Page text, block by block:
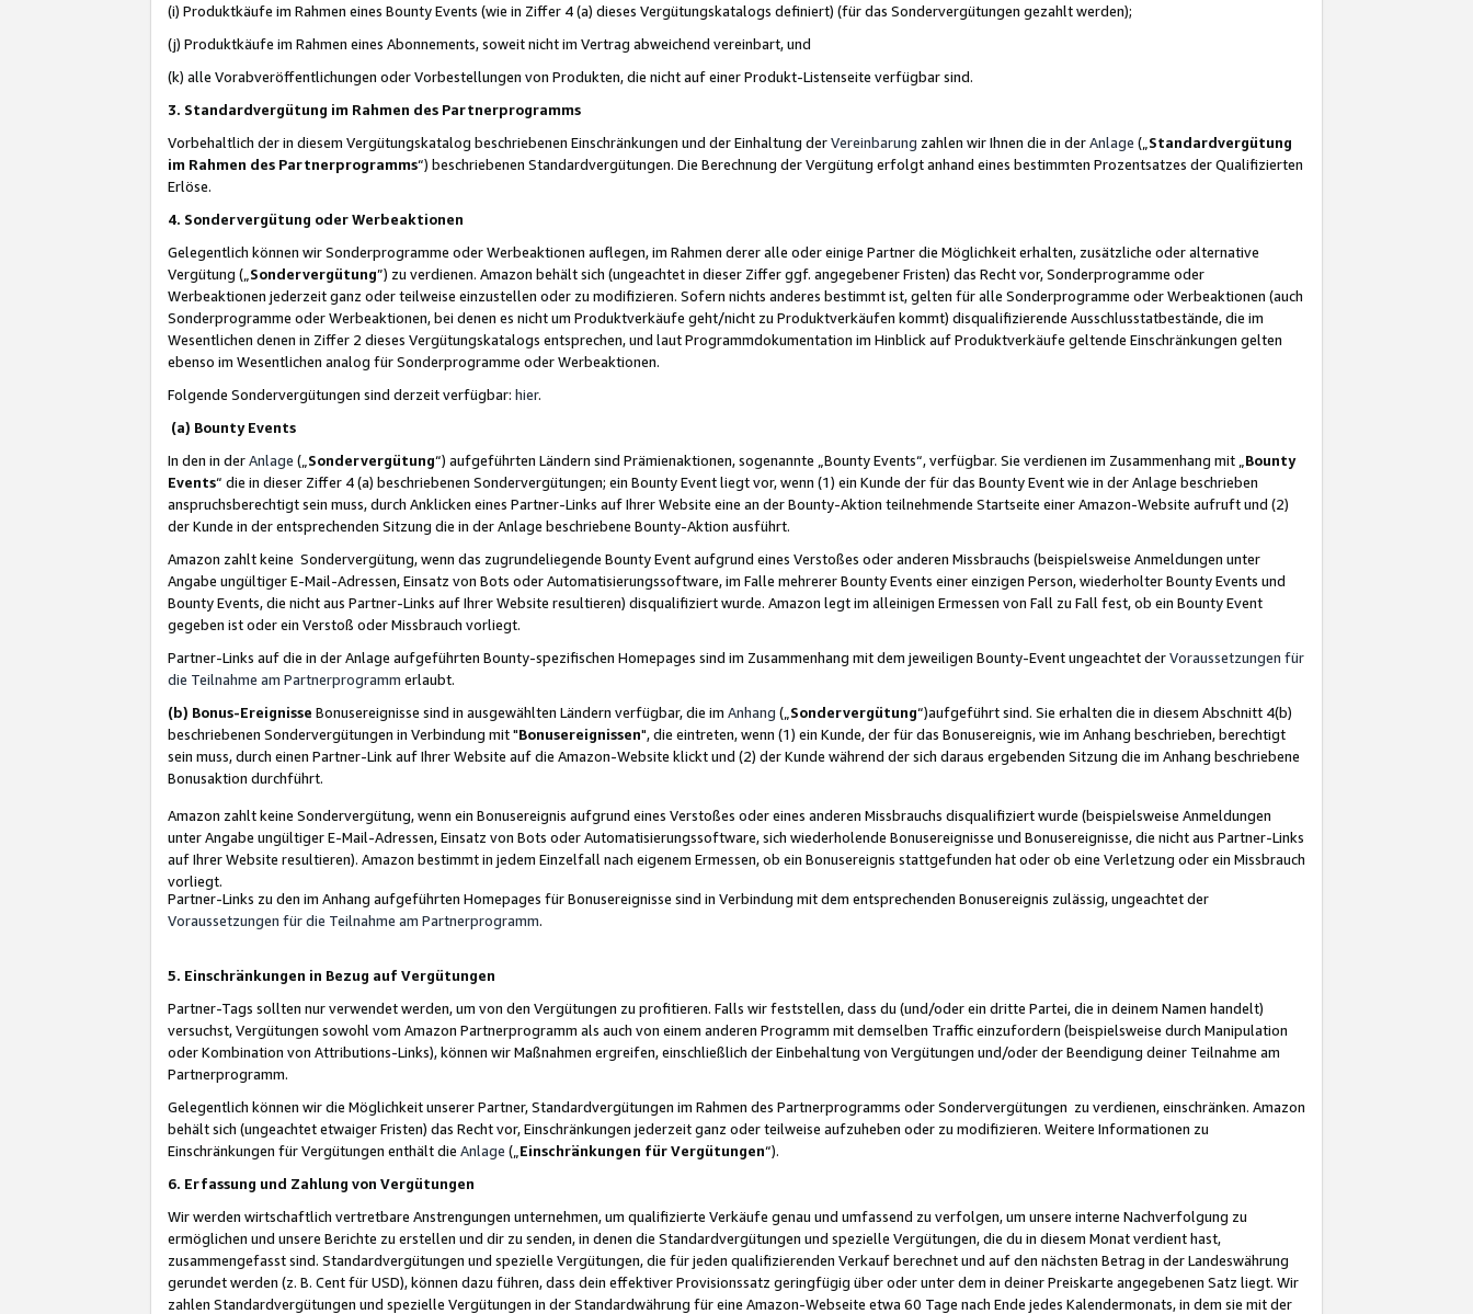
(i) Produktkäufe im Rahmen eines Bounty Events (wie in Ziffer 4 (a) dieses Vergütungskatalogs definiert) (für das Sondervergütungen gezahlt werden);
(j) Produktkäufe im Rahmen eines Abonnements, soweit nicht im Vertrag abweichend vereinbart, und
(k) alle Vorabveröffentlichungen oder Vorbestellungen von Produkten, die nicht auf einer Produkt-Listenseite verfügbar sind.
3. Standardvergütung im Rahmen des Partnerprogramms
Vorbehaltlich der in diesem Vergütungskatalog beschriebenen Einschränkungen und der Einhaltung derVereinbarung zahlen wir Ihnen die in derAnlage („ Standardvergütung
im Rahmen des Partnerprogramms“) beschriebenen Standardvergütungen. Die Berechnung der Vergütung erfolgt anhand eines bestimmten Prozentsatzes der Qualifizierten
Erlöse.
4. Sondervergütung oder Werbeaktionen
Gelegentlich können wir Sonderprogramme oder Werbeaktionen auflegen, im Rahmen derer alle oder einige Partner die Möglichkeit erhalten, zusätzliche oder alternative
Vergütung („ Sondervergütung”) zu verdienen. Amazon behält sich (ungeachtet in dieser Ziffer ggf. angegebener Fristen) das Recht vor, Sonderprogramme oder
Werbeaktionen jederzeit ganz oder teilweise einzustellen oder zu modifizieren. Sofern nichts anderes bestimmt ist, gelten für alle Sonderprogramme oder Werbeaktionen (auch
Sonderprogramme oder Werbeaktionen, bei denen es nicht um Produktverkäufe geht/nicht zu Produktverkäufen kommt) disqualifizierende Ausschlusstatbestände, die im
Wesentlichen denen in Ziffer 2 dieses Vergütungskatalogs entsprechen, und laut Programmdokumentation im Hinblick auf Produktverkäufe geltende Einschränkungen gelten
ebenso im Wesentlichen analog für Sonderprogramme oder Werbeaktionen.
Folgende Sondervergütungen sind derzeit verfügbar: hier.
(a) Bounty Events
In den in derAnlage („ Sondervergütung“) aufgeführten Ländern sind Prämienaktionen, sogenannte „Bounty Events“, verfügbar. Sie verdienen im Zusammenhang mit „ Bounty
Events“ die in dieser Ziffer 4 (a) beschriebenen Sondervergütungen; ein Bounty Event liegt vor, wenn (1) ein Kunde der für das Bounty Event wie in der Anlage beschrieben
anspruchsberechtigt sein muss, durch Anklicken eines Partner-Links auf Ihrer Website eine an der Bounty-Aktion teilnehmende Startseite einer Amazon-Website aufruft und (2)
der Kunde in der entsprechenden Sitzung die in der Anlage beschriebene Bounty-Aktion ausführt.
Amazon zahlt keine Sondervergütung, wenn das zugrundeliegende Bounty Event aufgrund eines Verstoßes oder anderen Missbrauchs (beispielsweise Anmeldungen unter
Angabe ungültiger E-Mail-Adressen, Einsatz von Bots oder Automatisierungssoftware, im Falle mehrerer Bounty Events einer einzigen Person, wiederholter Bounty Events und
Bounty Events, die nicht aus Partner-Links auf Ihrer Website resultieren) disqualifiziert wurde. Amazon legt im alleinigen Ermessen von Fall zu Fall fest, ob ein Bounty Event
gegeben ist oder ein Verstoß oder Missbrauch vorliegt.
Partner-Links auf die in der Anlage aufgeführten Bounty-spezifischen Homepages sind im Zusammenhang mit dem jeweiligen Bounty-Event ungeachtet derVoraussetzungen für
die Teilnahme am Partnerprogramm erlaubt.
(b) Bonus-Ereignisse Bonusereignisse sind in ausgewählten Ländern verfügbar, die im Anhang („ Sondervergütung“)aufgeführt sind. Sie erhalten die in diesem Abschnitt 4(b)
beschriebenen Sondervergütungen in Verbindung mit "Bonusereignissen", die eintreten, wenn (1) ein Kunde, der für das Bonusereignis, wie im Anhang beschrieben, berechtigt
sein muss, durch einen Partner-Link auf Ihrer Website auf die Amazon-Website klickt und (2) der Kunde während der sich daraus ergebenden Sitzung die im Anhang beschriebene
Bonusaktion durchführt.
Amazon zahlt keine Sondervergütung, wenn ein Bonusereignis aufgrund eines Verstoßes oder eines anderen Missbrauchs disqualifiziert wurde (beispielsweise Anmeldungen
unter Angabe ungültiger E-Mail-Adressen, Einsatz von Bots oder Automatisierungssoftware, sich wiederholende Bonusereignisse und Bonusereignisse, die nicht aus Partner-Links
auf Ihrer Website resultieren). Amazon bestimmt in jedem Einzelfall nach eigenem Ermessen, ob ein Bonusereignis stattgefunden hat oder ob eine Verletzung oder ein Missbrauch
vorliegt.
Partner-Links zu den im Anhang aufgeführten Homepages für Bonusereignisse sind in Verbindung mit dem entsprechenden Bonusereignis zulässig, ungeachtet der
Voraussetzungen für die Teilnahme am Partnerprogramm.
5. Einschränkungen in Bezug auf Vergütungen
Partner-Tags sollten nur verwendet werden, um von den Vergütungen zu profitieren. Falls wir feststellen, dass du (und/oder ein dritte Partei, die in deinem Namen handelt)
versuchst, Vergütungen sowohl vom Amazon Partnerprogramm als auch von einem anderen Programm mit demselben Traffic einzufordern (beispielsweise durch Manipulation
oder Kombination von Attributions-Links), können wir Maßnahmen ergreifen, einschließlich der Einbehaltung von Vergütungen und/oder der Beendigung deiner Teilnahme am
Partnerprogramm.
Gelegentlich können wir die Möglichkeit unserer Partner, Standardvergütungen im Rahmen des Partnerprogramms oder Sondervergütungen zu verdienen, einschränken. Amazon
behält sich (ungeachtet etwaiger Fristen) das Recht vor, Einschränkungen jederzeit ganz oder teilweise aufzuheben oder zu modifizieren. Weitere Informationen zu
Einschränkungen für Vergütungen enthält die Anlage („ Einschränkungen für Vergütungen“).
6. Erfassung und Zahlung von Vergütungen
Wir werden wirtschaftlich vertretbare Anstrengungen unternehmen, um qualifizierte Verkäufe genau und umfassend zu verfolgen, um unsere interne Nachverfolgung zu
ermöglichen und unsere Berichte zu erstellen und dir zu senden, in denen die Standardvergütungen und spezielle Vergütungen, die du in diesem Monat verdient hast,
zusammengefasst sind. Standardvergütungen und spezielle Vergütungen, die für jeden qualifizierenden Verkauf berechnet und auf den nächsten Betrag in der Landeswährung
gerundet werden (z. B. Cent für USD), können dazu führen, dass dein effektiver Provisionssatz geringfügig über oder unter dem in deiner Preiskarte angegebenen Satz liegt. Wir
zahlen Standardvergütungen und spezielle Vergütungen in der Standardwährung für eine Amazon-Webseite etwa 60 Tage nach Ende jedes Kalendermonats, in dem sie mit der